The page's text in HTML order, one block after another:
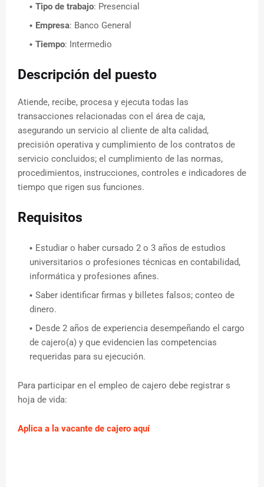
Tipo de trabajo: Presencial
Empresa: Banco General
Tiempo: Intermedio
Descripción del puesto
Atiende, recibe, procesa y ejecuta todas las
transacciones relacionadas con el área de caja,
asegurando un servicio al cliente de alta calidad,
precisión operativa y cumplimiento de los contratos de
servicio concluidos; el cumplimiento de las normas,
procedimientos, instrucciones, controles e indicadores de
tiempo que rigen sus funciones.
Requisitos
Estudiar o haber cursado 2 o 3 años de estudios
universitarios o profesiones técnicas en contabilidad,
informática y profesiones afines.
Saber identificar firmas y billetes falsos; conteo de
dinero.
Desde 2 años de experiencia desempeñando el cargo
de cajero(a) y que evidencien las competencias
requeridas para su ejecución.
Para participar en el empleo de cajero debe registrar s
hoja de vida:
Aplica a la vacante de cajero aquí